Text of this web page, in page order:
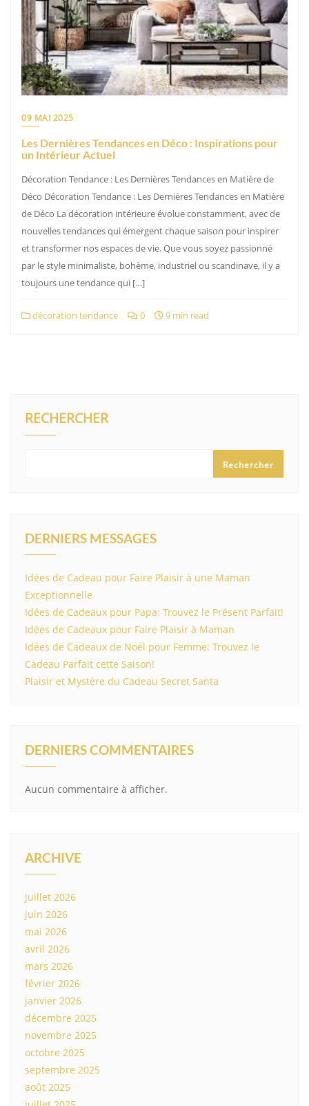
09 MAI 2025
Les Dernières Tendances en Déco : Inspirations pour
un Intérieur Actuel
Décoration Tendance : Les Dernières Tendances en Matière de
Déco Décoration Tendance : Les Dernières Tendances en Matière
de Déco La décoration intérieure évolue constamment, avec de
nouvelles tendances qui émergent chaque saison pour inspirer
et transformer nos espaces de vie. Que vous soyez passionné
par le style minimaliste, bohème, industriel ou scandinave, il y a
toujours une tendance qui […]
décoration tendance 0 9 min read
RECHERCHER
Rechercher
DERNIERS MESSAGES
Idées de Cadeau pour Faire Plaisir à une Maman
Exceptionnelle
Idées de Cadeaux pour Papa: Trouvez le Présent Parfait!
Idées de Cadeaux pour Faire Plaisir à Maman
Idées de Cadeaux de Noël pour Femme: Trouvez le
Cadeau Parfait cette Saison!
Plaisir et Mystère du Cadeau Secret Santa
DERNIERS COMMENTAIRES
Aucun commentaire à afficher.
ARCHIVE
juillet 2026
juin 2026
mai 2026
avril 2026
mars 2026
février 2026
janvier 2026
décembre 2025
novembre 2025
octobre 2025
septembre 2025
août 2025